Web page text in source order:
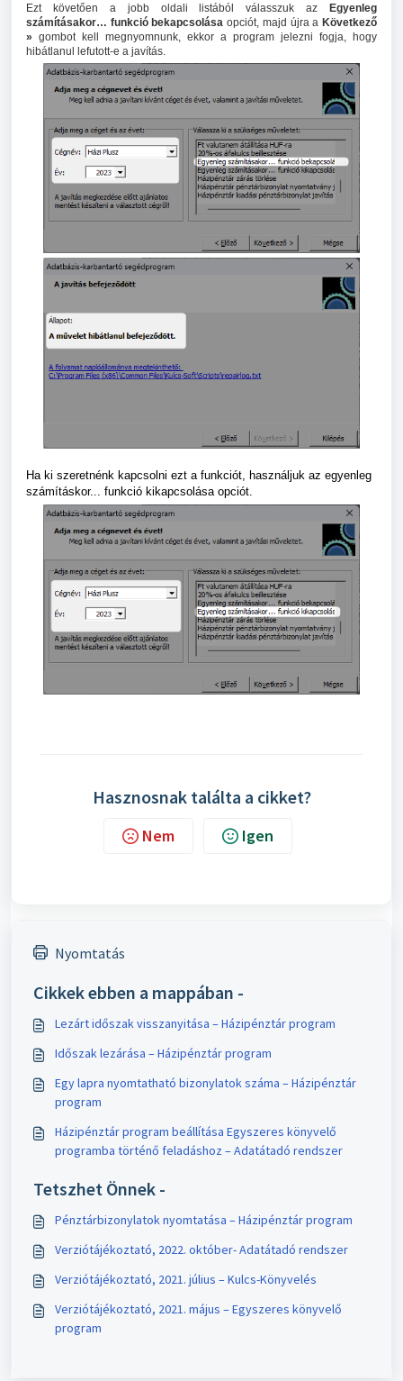
Ezt követően a jobb oldali listából válasszuk az Egyenleg
számításakor… funkció bekapcsolása opciót, majd újra aKövetkező
» gombot kell megnyomnunk, ekkor a program jelezni fogja, hogy
hibátlanul lefutott-e a javítás.
Ha ki szeretnénk kapcsolni ezt a funkciót, használjuk az egyenleg
számításkor... funkció kikapcsolása opciót.
Hasznosnak találta a cikket?
Nem Igen
Nyomtatás
Cikkek ebben a mappában -
Lezárt időszak visszanyitása – Házipénztár program
Időszak lezárása – Házipénztár program
Egy lapra nyomtatható bizonylatok száma – Házipénztár
program
Házipénztár program beállítása Egyszeres könyvelő
programba történő feladáshoz – Adatátadó rendszer
Tetszhet Önnek -
Pénztárbizonylatok nyomtatása – Házipénztár program
Verziótájékoztató, 2022. október- Adatátadó rendszer
Verziótájékoztató, 2021. július – Kulcs-Könyvelés
Verziótájékoztató, 2021. május – Egyszeres könyvelő
program